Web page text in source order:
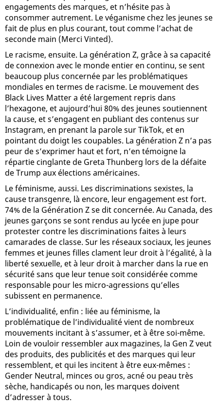
engagements des marques, et n’hésite pas à
consommer autrement. Le véganisme chez les jeunes se
fait de plus en plus courant, tout comme l’achat de
seconde main (Merci Vinted).
Le racisme, ensuite. La génération Z, grâce à sa capacité
de connexion avec le monde entier en continu, se sent
beaucoup plus concernée par les problématiques
mondiales en termes de racisme. Le mouvement des
Black Lives Matter a été largement repris dans
l’hexagone, et aujourd’hui 80% des jeunes soutiennent
la cause, et s’engagent en publiant des contenus sur
Instagram, en prenant la parole sur TikTok, et en
pointant du doigt les coupables. La génération Z n’a pas
peur de s’exprimer haut et fort, n’en témoigne la
répartie cinglante de Greta Thunberg lors de la défaite
de Trump aux élections américaines.
Le féminisme, aussi. Les discriminations sexistes, la
cause transgenre, là encore, leur engagement est fort.
74% de la Génération Z se dit concernée. Au Canada, des
jeunes garçons se sont rendus au lycée en jupe pour
protester contre les discriminations faites à leurs
camarades de classe. Sur les réseaux sociaux, les jeunes
femmes et jeunes filles clament leur droit à l’égalité, à la
liberté sexuelle, et à leur droit à marcher dans la rue en
sécurité sans que leur tenue soit considérée comme
responsable pour les micro-agressions qu’elles
subissent en permanence.
L’individualité, enfin : liée au féminisme, la
problématique de l’individualité vient de nombreux
mouvements incitant à s’assumer, et à être soi-même.
Loin de vouloir ressembler aux magazines, la Gen Z veut
des produits, des publicités et des marques qui leur
ressemblent, et qui les incitent à être eux-mêmes :
Gender Neutral, minces ou gros, acné ou peau très
sèche, handicapés ou non, les marques doivent
d’adresser à tous.